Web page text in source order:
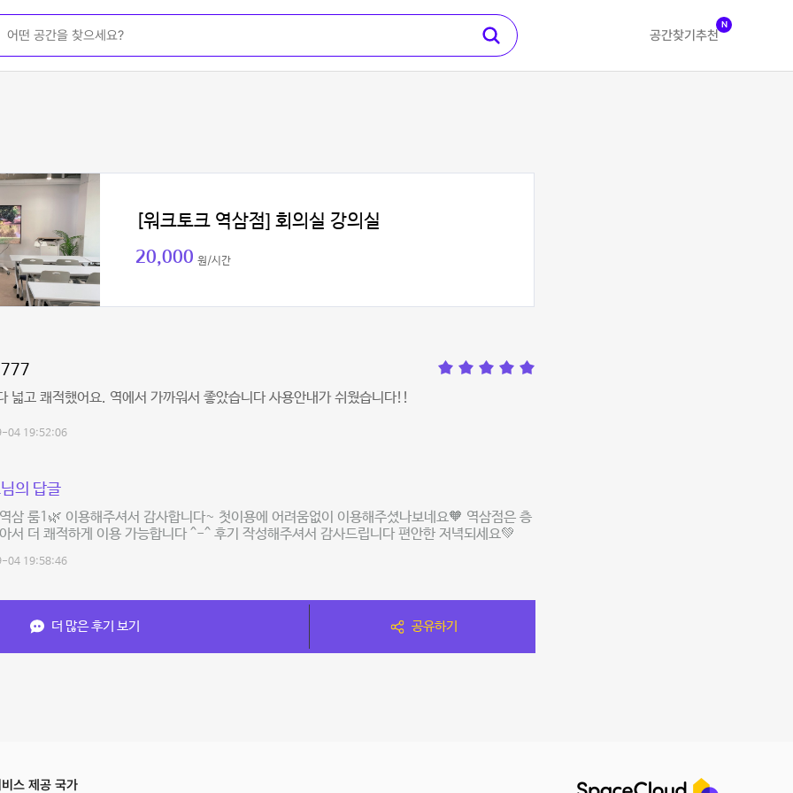
공간찾기 추천
N
[워크토크 역삼점] 회의실 강의실
20,000 원/시간
777
넓고 쾌적했어요. 역에서 가까워서 좋았습니다 사용안내가 쉬웠습니다!!
04 19:52:06
의 답글
삼 룸1🌿 이용해주셔서 감사합니다~ 첫이용에 어려움없이 이용해주셨나보네요🧡 역삼점은 층
서 더 쾌적하게 이용 가능합니다 ^-^ 후기 작성해주셔서 감사드립니다 편안한 저녁되세요💚
04 19:58:46
더 많은 후기 보기 공유하기
스 제공 국가